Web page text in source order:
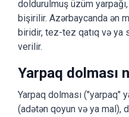
doldurulmuş üzüm
bişirilir. Azərbaycanda ən
biridir, tez-tez qatıq və ya
verilir.
Yarpaq dolması
Yarpaq dolması ("yarpaq"
(adətən qoyun və ya mal),